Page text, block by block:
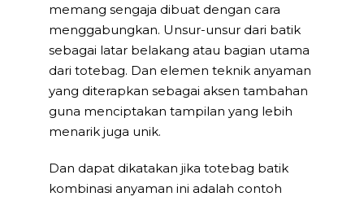
memang sengaja dibuat dengan cara
menggabungkan. Unsur-unsur dari batik
sebagai latar belakang atau bagian utama
dari totebag. Dan elemen teknik anyaman
yang diterapkan sebagai aksen tambahan
guna menciptakan tampilan yang lebih
menarik juga unik.
Dan dapat dikatakan jika totebag batik
kombinasi anyaman ini adalah contoh